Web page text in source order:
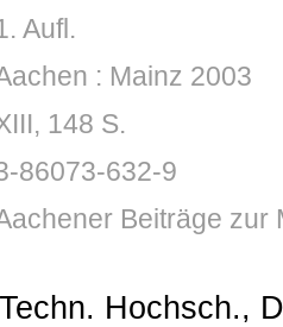
Aufl.
: Mainz 2003
148 S.
86073-632-9
Beiträge zur
Hochsch.,